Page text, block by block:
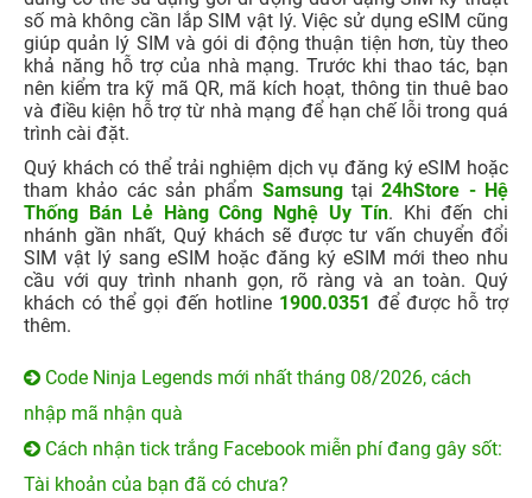
số mà không cần lắp SIM vật lý. Việc sử dụng eSIM cũng
giúp quản lý SIM và gói di động thuận tiện hơn, tùy theo
khả năng hỗ trợ của nhà mạng. Trước khi thao tác, bạn
nên kiểm tra kỹ mã QR, mã kích hoạt, thông tin thuê bao
và điều kiện hỗ trợ từ nhà mạng để hạn chế lỗi trong quá
trình cài đặt.
Quý khách có thể trải nghiệm dịch vụ đăng ký eSIM hoặc
tham khảo các sản phẩm Samsungtại24hStore - Hệ
Thống Bán Lẻ Hàng Công Nghệ Uy Tín. Khi đến chi
nhánh gần nhất, Quý khách sẽ được tư vấn chuyển đổi
SIM vật lý sang eSIM hoặc đăng ký eSIM mới theo nhu
cầu với quy trình nhanh gọn, rõ ràng và an toàn. Quý
khách có thể gọi đến hotline 1900.0351 để được hỗ trợ
thêm.
Code Ninja Legends mới nhất tháng 08/2026, cách
nhập mã nhận quà
Cách nhận tick trắng Facebook miễn phí đang gây sốt:
Tài khoản của bạn đã có chưa?